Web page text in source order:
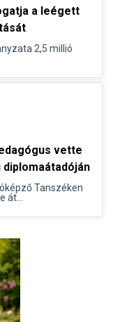
a leégett
2,5 millió
vette
diplomaátadóján
Tanszéken